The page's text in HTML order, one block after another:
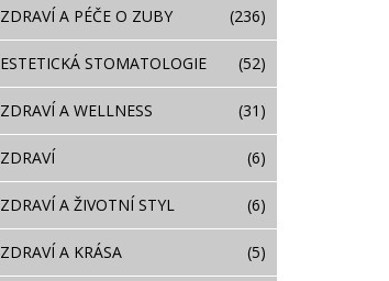
ZDRAVÍ A PÉČE O ZUBY (236)
ESTETICKÁ STOMATOLOGIE (52)
ZDRAVÍ A WELLNESS (31)
ZDRAVÍ (6)
ZDRAVÍ A ŽIVOTNÍ STYL (6)
ZDRAVÍ A KRÁSA (5)